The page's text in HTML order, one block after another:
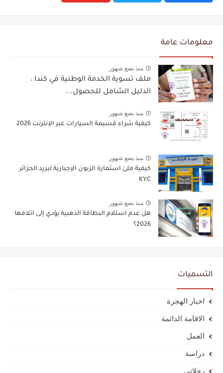
معلومات عامة
منذ بضع شهور
ملف تسوية الخدمة الوطنية في كندا :
الدليل الشامل للحصول...
منذ بضع شهور
كيفية شراء قسيمة السيارات عبر الإنترنت 2026
منذ بضع شهور
كيفية ملئ استمارة الزبون الإجبارية لبريد الجزائر
KYC
منذ بضع شهور
هل عدم استلام البطاقة الذهبية يؤدي إلى اتلافها
2026؟
التسميات
اخبار الهجرة
الاقامة الدائمة
العمل
دراسة
رحلاتي